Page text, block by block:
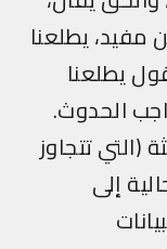
يطلعنا
تتجاوز